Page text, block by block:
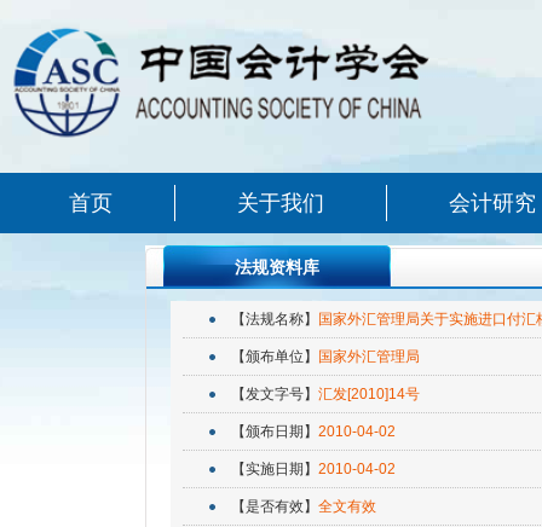
首页 关于我们 会计研究
法规资料库
【法规名称】 国家外汇管理局关于实施进口付
【颁布单位】 国家外汇管理局
【发文字号】 汇发[2010]14号
【颁布日期】 2010-04-02
【实施日期】 2010-04-02
【是否有效】 全文有效